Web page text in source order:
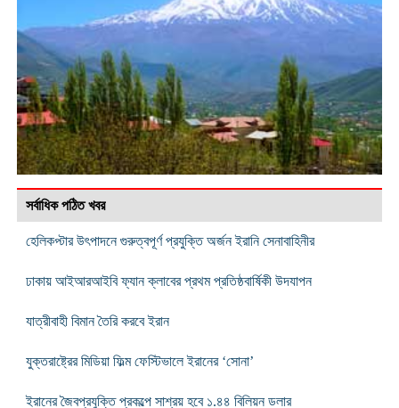
সর্বাধিক পঠিত খবর
হেলিকপ্টার উৎপাদনে গুরুত্বপূর্ণ প্রযুক্তি অর্জন ইরানি সেনাবাহিনীর
ঢাকায় আইআরআইবি ফ্যান ক্লাবের প্রথম প্রতিষ্ঠবার্ষিকী উদযাপন
যাত্রীবাহী বিমান তৈরি করবে ইরান
যুক্তরাষ্ট্রের মিডিয়া ফিল্ম ফেস্টিভালে ইরানের ‘সোনা’
ইরানের জৈবপ্রযুক্তি প্রকল্পে সাশ্রয় হবে ১.৪৪ বিলিয়ন ডলার